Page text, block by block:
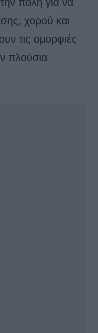
πόλη για να
χορού και
τις οµορφιές
πλούσια